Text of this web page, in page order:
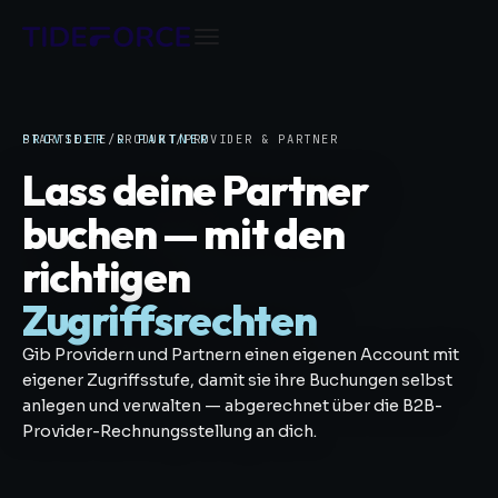
STARTSEITE / PRODUKT/PROVIDER & PARTNER
PROVIDER & PARTNER
Lass deine Partner
buchen — mit den
richtigen
Zugriffsrechten
Gib Providern und Partnern einen eigenen Account mit
eigener Zugriffsstufe, damit sie ihre Buchungen selbst
anlegen und verwalten — abgerechnet über die B2B-
Provider-Rechnungsstellung an dich.